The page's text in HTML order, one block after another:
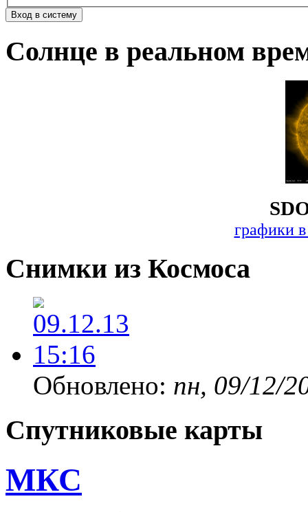
Солнце в реальном
графики
Снимки из Космоса
Обновлено: пн, 09/12/
Спутниковые карты
МКС